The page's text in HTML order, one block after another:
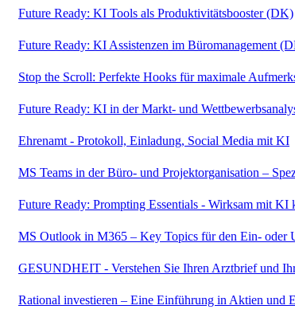
Future Ready: KI Tools als Produktivitätsbooster (DK)
Future Ready: KI Assistenzen im Büromanagement
Stop the Scroll: Perfekte Hooks für maximale
Future Ready: KI in der Markt- und
Ehrenamt - Protokoll, Einladung, Social Media mit KI
MS Teams in der Büro- und Projektorganisation –
Future Ready: Prompting Essentials - Wirksam mit
MS Outlook in M365 – Key Topics für den Ein- oder
GESUNDHEIT - Verstehen Sie Ihren Arztbrief und
Rational investieren – Eine Einführung in Aktien und